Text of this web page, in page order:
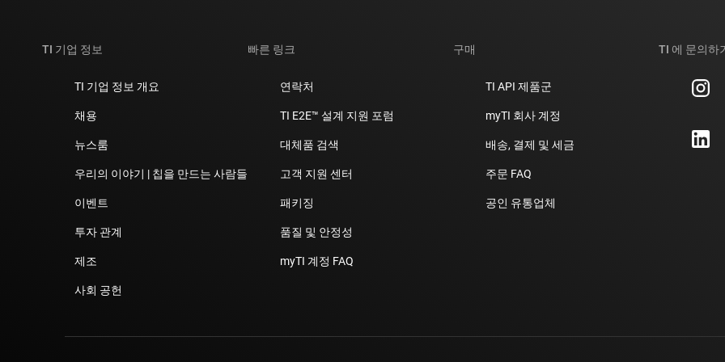
TI 기업 정보
TI 기업 정보 개요
채용
뉴스룸
우리의 이야기 | 칩을 만드는 사람들
이벤트
투자 관계
제조
사회 공헌
빠른 링크
연락처
TI E2E™ 설계 지원 포럼
대체품 검색
고객 지원 센터
패키징
품질 및 안정성
myTI 계정 FAQ
구매
TI API 제품군
myTI 회사 계정
배송, 결제 및 세금
주문 FAQ
공인 유통업체
TI 에 문의하